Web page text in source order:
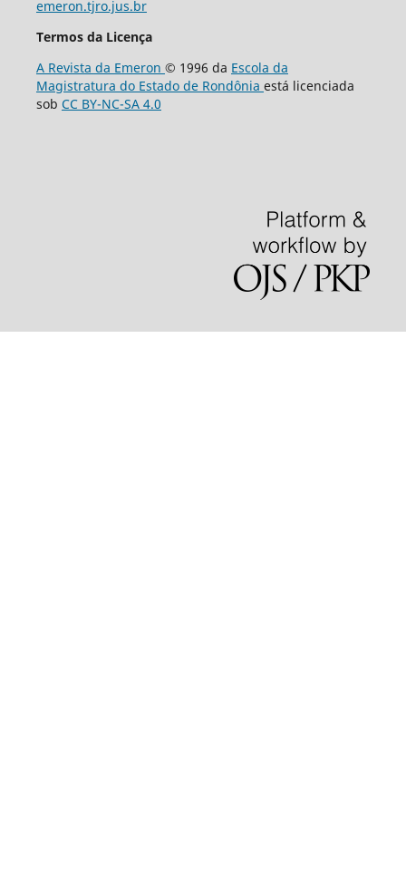
emeron.tjro.jus.br
Termos da Licença
A Revista da Emeron © 1996 da Escola da
Magistratura do Estado de Rondônia está licenciada
sob CC BY-NC-SA 4.0